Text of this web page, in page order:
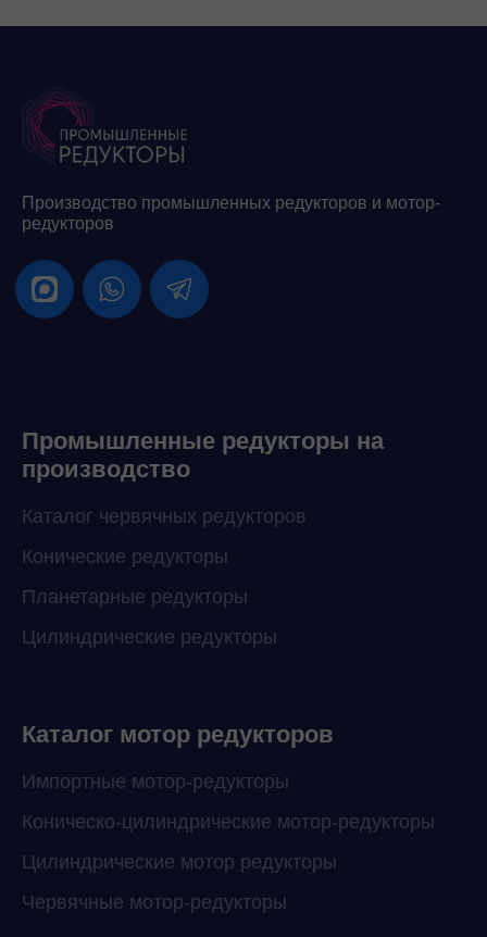
Производство промышленных редукторов и мотор-
редукторов
Промышленные редукторы на
производство
Каталог червячных редукторов
Конические редукторы
Планетарные редукторы
Цилиндрические редукторы
Каталог мотор редукторов
Импортные мотор-редукторы
Коническо-цилиндрические мотор-редукторы
Цилиндрические мотор редукторы
Червячные мотор-редукторы